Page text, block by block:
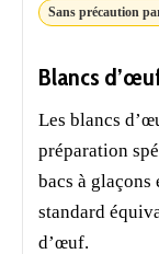
Sans précaution
Blancs
Les blancs
préparation
bacs à glaçons
standard
d’œuf.